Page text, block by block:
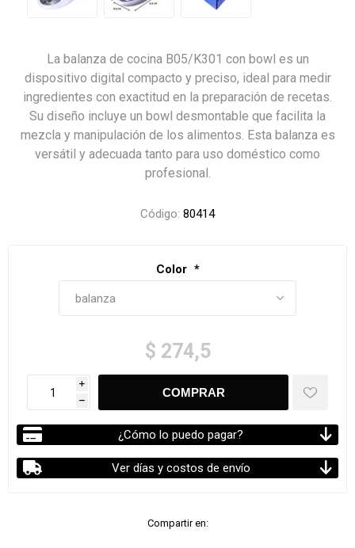
La balanza de cocina B05/K301 con bowl es un
dispositivo digital compacto y preciso, ideal para medir
ingredientes con exactitud en la preparación de recetas.
Su diseño incluye un bowl desmontable que facilita la
mezcla y manipulación de los alimentos. Esta balanza es
versátil y adecuada tanto para uso doméstico como
profesional.
Código: 80414
Color *
$ 274,5
i
h
¿Cómo lo puedo pagar?
Ver días y costos de envío
Compartir en: